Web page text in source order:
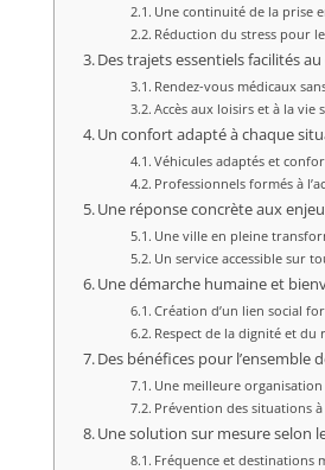
Une continuité de la prise
Réduction du stress pour
Des trajets essentiels facilités
Rendez-vous médicaux
Accès aux loisirs et à la vie
Un confort adapté à chaque
Véhicules adaptés et
Professionnels formés à
Une réponse concrète aux
Une ville en pleine
Un service accessible sur
Une démarche humaine et
Création d’un lien social
Respect de la dignité et du
Des bénéfices pour l’ensemble
Une meilleure
Prévention des situations
Une solution sur mesure selon
Fréquence et destinations